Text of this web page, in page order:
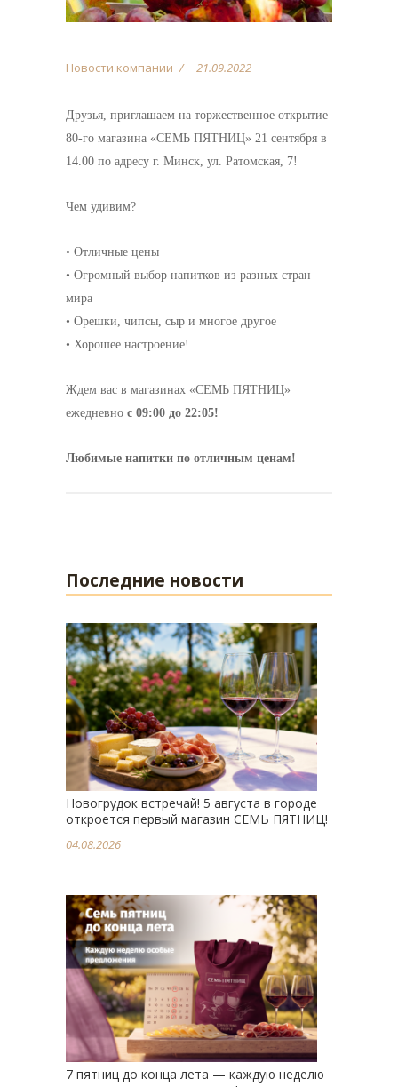
Новости компании 21.09.2022
Друзья, приглашаем на торжественное открытие
80-го магазина «СЕМЬ ПЯТНИЦ» 21 сентября в
14.00 по адресу г. Минск, ул. Ратомская, 7!
Чем удивим?
• Отличные цены
• Огромный выбор напитков из разных стран
мира
• Орешки, чипсы, сыр и многое другое
• Хорошее настроение!
Ждем вас в магазинах «СЕМЬ ПЯТНИЦ»
ежедневно с 09:00 до 22:05!
Любимые напитки по отличным ценам!
Последние новости
Новогрудок встречай! 5 августа в городе
откроется первый магазин СЕМЬ ПЯТНИЦ!
04.08.2026
7 пятниц до конца лета — каждую неделю